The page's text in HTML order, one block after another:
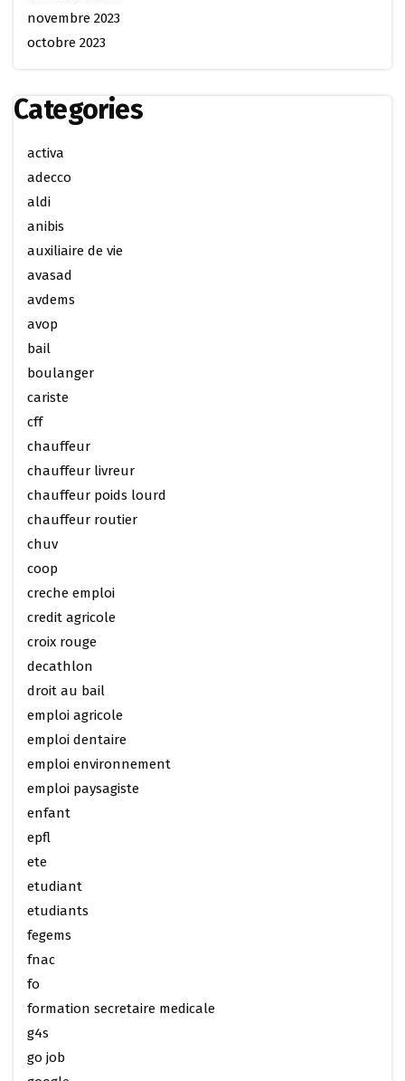
novembre 2023
octobre 2023
Categories
activa
adecco
aldi
anibis
auxiliaire de vie
avasad
avdems
avop
bail
boulanger
cariste
cff
chauffeur
chauffeur livreur
chauffeur poids lourd
chauffeur routier
chuv
coop
creche emploi
credit agricole
croix rouge
decathlon
droit au bail
emploi agricole
emploi dentaire
emploi environnement
emploi paysagiste
enfant
epfl
ete
etudiant
etudiants
fegems
fnac
fo
formation secretaire medicale
g4s
go job